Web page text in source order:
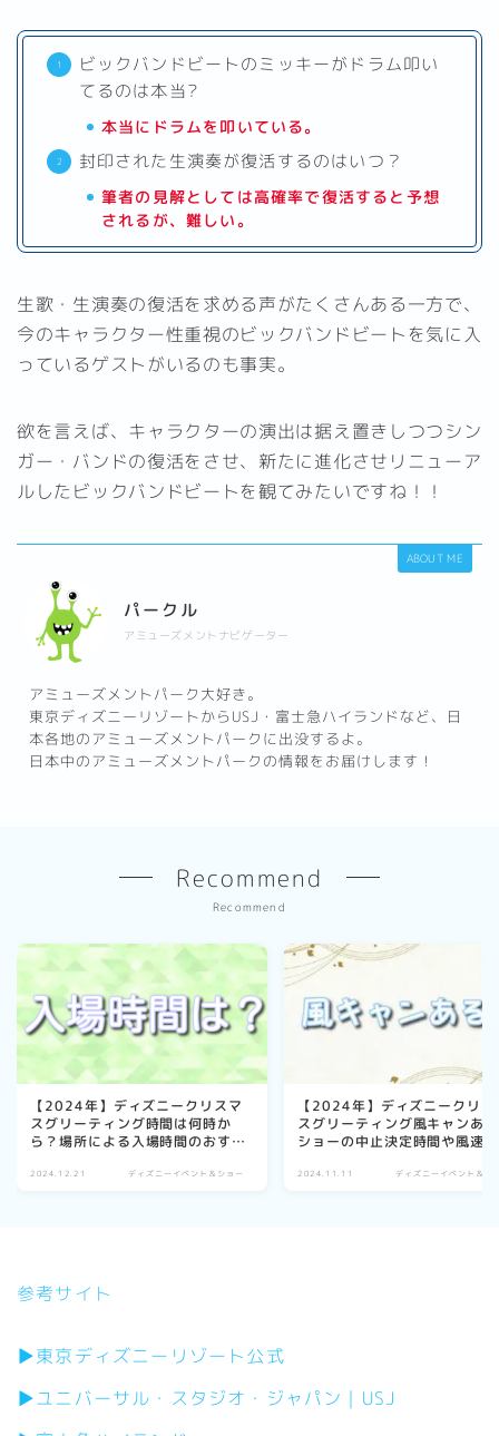
ビックバンドビートのミッキーがドラム叩い
てるのは本当?
本当にドラムを叩いている。
封印された生演奏が復活するのはいつ？
筆者の見解としては高確率で復活すると予想
されるが、難しい。
生歌・生演奏の復活を求める声がたくさんある一方で、
今のキャラクター性重視のビックバンドビートを気に入
っているゲストがいるのも事実。
欲を言えば、キャラクターの演出は据え置きしつつシン
ガー・バンドの復活をさせ、新たに進化させリニューア
ルしたビックバンドビートを観てみたいですね！！
ABOUT ME
パークル
アミューズメントナビゲーター
アミューズメントパーク大好き。
東京ディズニーリゾートからUSJ・富士急ハイランドなど、日
本各地のアミューズメントパークに出没するよ。
日本中のアミューズメントパークの情報をお届けします！
Recommend
Recommend
【2024年】ディズニークリスマ
スグリーティング時間は何時か
ら？場所による入場時間のおすす
2024.12.21 ディズニーイベント＆ショー
【2024年】ディズニークリス
スグリーティング風キャンあ
ショーの中止決定時間や風速
2024.11.11 ディズニーイベント＆シ
参考サイト
▶東京ディズニーリゾート公式
▶ユニバーサル・スタジオ・ジャパン｜USJ